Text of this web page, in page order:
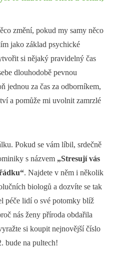
změní, pokud my samy něco
jako základ psychické
si nějaký pravidelný čas
dlouhodobě pevnou
jednou za čas za odborníkem,
a pomůže mi uvolnit zamrzlé
Pokud se vám líbil, srdečně
s názvem „Stresují vás
. Najdete v něm i několik
biologů a dozvíte se tak
péče lidí o své potomky blíž
nás ženy příroda obdařila
si koupit nejnovější číslo
bude na pultech!